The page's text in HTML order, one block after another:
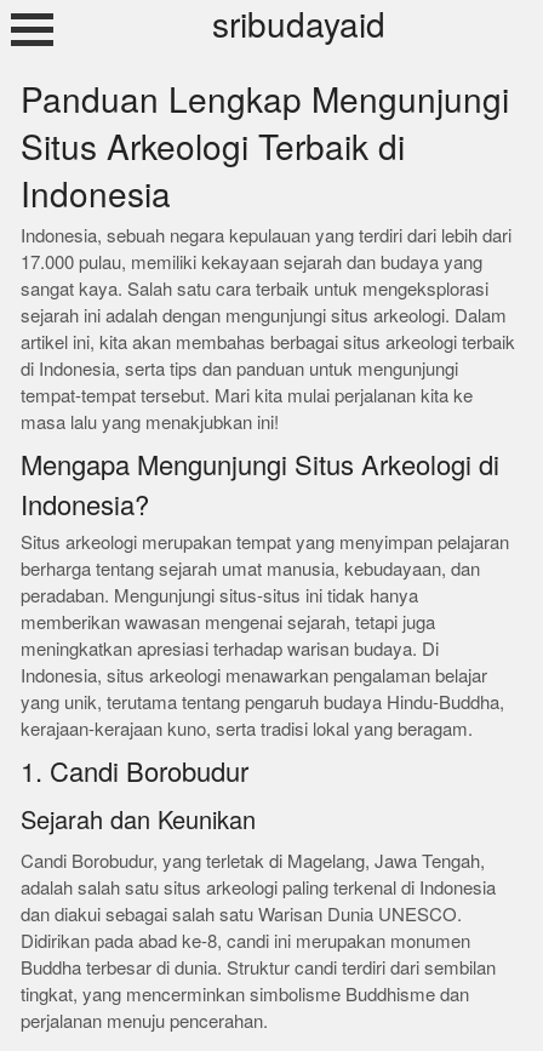
Skip
to
sribudayaid
Panduan Lengkap Mengunjungi
Situs Arkeologi Terbaik di
Indonesia
Indonesia, sebuah negara kepulauan yang terdiri dari lebih dari
17.000 pulau, memiliki kekayaan sejarah dan budaya yang
sangat kaya. Salah satu cara terbaik untuk mengeksplorasi
sejarah ini adalah dengan mengunjungi situs arkeologi. Dalam
artikel ini, kita akan membahas berbagai situs arkeologi terbaik
di Indonesia, serta tips dan panduan untuk mengunjungi
tempat-tempat tersebut. Mari kita mulai perjalanan kita ke
masa lalu yang menakjubkan ini!
Mengapa Mengunjungi Situs Arkeologi di
Indonesia?
Situs arkeologi merupakan tempat yang menyimpan pelajaran
berharga tentang sejarah umat manusia, kebudayaan, dan
peradaban. Mengunjungi situs-situs ini tidak hanya
memberikan wawasan mengenai sejarah, tetapi juga
meningkatkan apresiasi terhadap warisan budaya. Di
Indonesia, situs arkeologi menawarkan pengalaman belajar
yang unik, terutama tentang pengaruh budaya Hindu-Buddha,
kerajaan-kerajaan kuno, serta tradisi lokal yang beragam.
1. Candi Borobudur
Sejarah dan Keunikan
Candi Borobudur, yang terletak di Magelang, Jawa Tengah,
adalah salah satu situs arkeologi paling terkenal di Indonesia
dan diakui sebagai salah satu Warisan Dunia UNESCO.
Didirikan pada abad ke-8, candi ini merupakan monumen
Buddha terbesar di dunia. Struktur candi terdiri dari sembilan
tingkat, yang mencerminkan simbolisme Buddhisme dan
perjalanan menuju pencerahan.